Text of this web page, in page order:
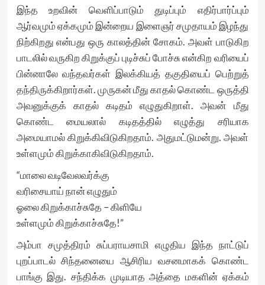
இந்த உறவின் வெளிப்பாடும் துடிப்பும் எதிர்பார்ப்பும்
ஆர்வமும் ஏக்கமும் இன்றைய இளைஞர் சமுதாயம் இழந்து
நிற்கிறது என்பது ஒரு காலத்தின் சோகம். அவள் பாடுகிற
பாடலில் வருகிற கிறுக்குப் புடிச்சுப் போச்சு என்கிற வரியைப்
பின்னாலே வந்தவர்கள் இலக்கியத் தகுதியைப் பெற்றுத்
தந்திருக்கிறார்கள். முருகன் மீது காதல் கொண்ட ஒருத்தி
அவனுக்குக் காதல் கடிதம் எழுதுகிறாள். அவன் மீது
கொண்ட மையலால் கடிதத்தில் எழுத்து சரியாக
அமையாமல் கிறுக்கிவிடுகிறதாம். அதுமட்டுமன்று. அவள்
உள்ளமும் கிறுக்காகிவிடுகிறதாம்.
“மாலை வடிவேலவர்க்கு
வரிசையாய் நான் எழுதும்
ஓலை கிறுக்காச்சுதே – கிளியே
உள்ளமும் கிறுக்காச்சுதே!”
அம்பா சமுத்திரம் சுப்பராயசாமி எழுதிய இந்த நாட்டுப்
புறப்பாடல் சிந்தனையை ஆசிரிய வசனமாகக் கொண்ட
பாங்கு இது. சந்திக்க முடியாத அத்தை மகளின் ஏக்கம்